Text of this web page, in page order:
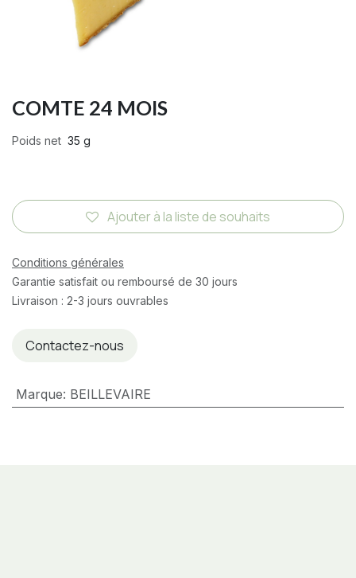
COMTE 24 MOIS
Poids net 35 g
Ajouter à la liste de souhaits
Conditions générales
Garantie satisfait ou remboursé de 30 jours
Livraison : 2-3 jours ouvrables
Contactez-nous
Marque: BEILLEVAIRE